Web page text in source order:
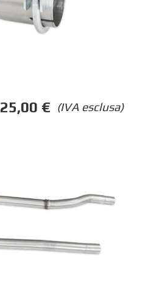
(IVA esclusa)
25,00 €